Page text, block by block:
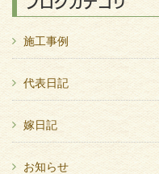
施工事例
代表日記
嫁日記
お知らせ